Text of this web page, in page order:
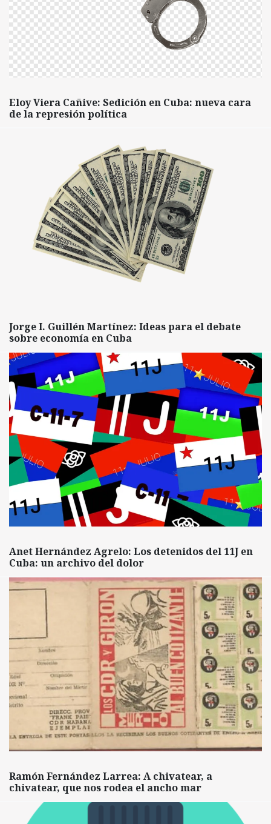
Eloy Viera Cañive: Sedición en Cuba: nueva cara
de la represión política
Jorge I. Guillén Martínez: Ideas para el debate
sobre economía en Cuba
Anet Hernández Agrelo: Los detenidos del 11J en
Cuba: un archivo del dolor
Ramón Fernández Larrea: A chivatear, a
chivatear, que nos rodea el ancho mar